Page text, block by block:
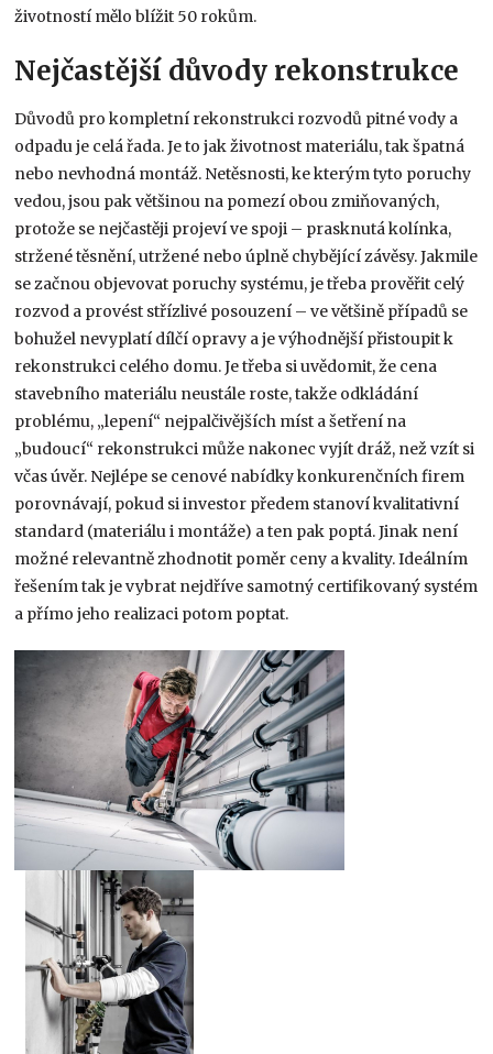
životností mělo blížit 50 rokům.
Nejčastější důvody rekonstrukce
Důvodů pro kompletní rekonstrukci rozvodů pitné vody a
odpadu je celá řada. Je to jak životnost materiálu, tak špatná
nebo nevhodná montáž. Netěsnosti, ke kterým tyto poruchy
vedou, jsou pak většinou na pomezí obou zmiňovaných,
protože se nejčastěji projeví ve spoji – prasknutá kolínka,
stržené těsnění, utržené nebo úplně chybějící závěsy. Jakmile
se začnou objevovat poruchy systému, je třeba prověřit celý
rozvod a provést střízlivé posouzení – ve většině případů se
bohužel nevyplatí dílčí opravy a je výhodnější přistoupit k
rekonstrukci celého domu. Je třeba si uvědomit, že cena
stavebního materiálu neustále roste, takže odkládání
problému, „lepení“ nejpalčivějších míst a šetření na
„budoucí“ rekonstrukci může nakonec vyjít dráž, než vzít si
včas úvěr. Nejlépe se cenové nabídky konkurenčních firem
porovnávají, pokud si investor předem stanoví kvalitativní
standard (materiálu i montáže) a ten pak poptá. Jinak není
možné relevantně zhodnotit poměr ceny a kvality. Ideálním
řešením tak je vybrat nejdříve samotný certifikovaný systém
a přímo jeho realizaci potom poptat.